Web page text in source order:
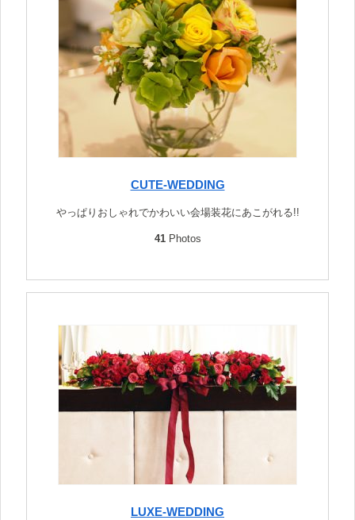
CUTE-WEDDING
やっぱりおしゃれでかわいい会場装花にあこがれる!!
41Photos
LUXE-WEDDING